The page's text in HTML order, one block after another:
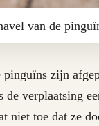
van de
pinguïns zijn
verplaatsing
niet toe dat ze